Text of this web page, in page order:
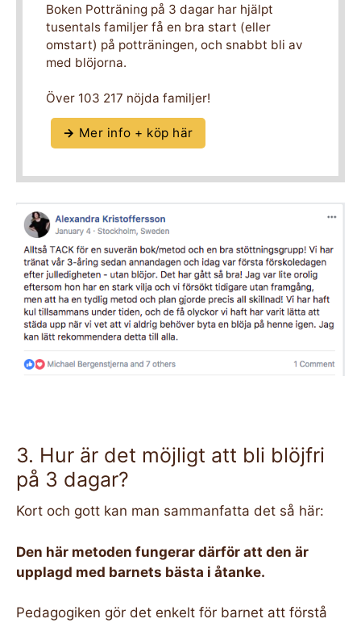
Boken Potträning på 3 dagar har hjälpt
tusentals familjer få en bra start (eller
omstart) på potträningen, och snabbt bli av
med blöjorna.
Över 103 217 nöjda familjer!
→ Mer info + köp här
3. Hur är det möjligt att bli blöjfri
på 3 dagar?
Kort och gott kan man sammanfatta det så här:
Den här metoden fungerar därför att den är
upplagd med barnets bästa i åtanke.
Pedagogiken gör det enkelt för barnet att förstå